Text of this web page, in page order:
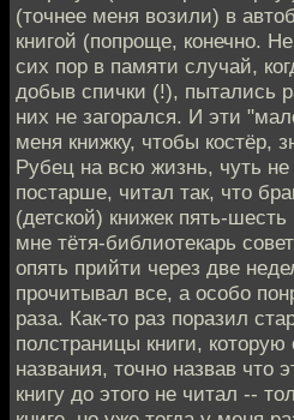
(точнее меня возили) в
книгой (попроще, конечно.
сих пор в памяти случай,
добыв спички (!), пытались
них не загорался. И эти
меня книжку, чтобы костёр,
Рубец на всю жизнь, чуть
постарше, читал так, что
(детской) книжек пять-
мне тётя-библиотекарь
опять прийти через две
прочитывал все, а особо
раза. Как-то раз поразил
полстраницы книги,
названия, точно назвав что
книгу до этого не читал --